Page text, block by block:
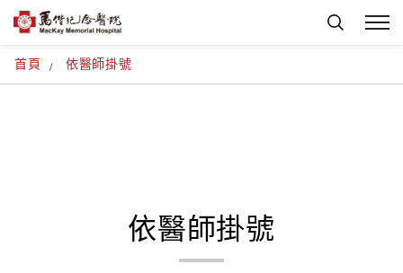
首頁 依醫師掛號
依醫師掛號